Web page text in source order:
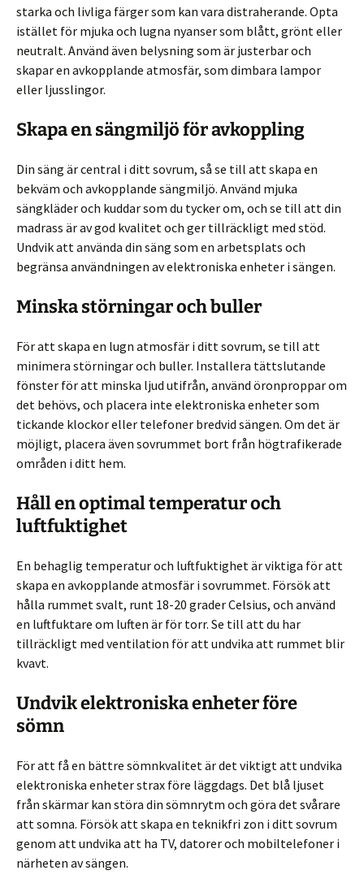
starka och livliga färger som kan vara distraherande. Opta
istället för mjuka och lugna nyanser som blått, grönt eller
neutralt. Använd även belysning som är justerbar och
skapar en avkopplande atmosfär, som dimbara lampor
eller ljusslingor.
Skapa en sängmiljö för avkoppling
Din säng är central i ditt sovrum, så se till att skapa en
bekväm och avkopplande sängmiljö. Använd mjuka
sängkläder och kuddar som du tycker om, och se till att din
madrass är av god kvalitet och ger tillräckligt med stöd.
Undvik att använda din säng som en arbetsplats och
begränsa användningen av elektroniska enheter i sängen.
Minska störningar och buller
För att skapa en lugn atmosfär i ditt sovrum, se till att
minimera störningar och buller. Installera tättslutande
fönster för att minska ljud utifrån, använd öronproppar om
det behövs, och placera inte elektroniska enheter som
tickande klockor eller telefoner bredvid sängen. Om det är
möjligt, placera även sovrummet bort från högtrafikerade
områden i ditt hem.
Håll en optimal temperatur och
luftfuktighet
En behaglig temperatur och luftfuktighet är viktiga för att
skapa en avkopplande atmosfär i sovrummet. Försök att
hålla rummet svalt, runt 18-20 grader Celsius, och använd
en luftfuktare om luften är för torr. Se till att du har
tillräckligt med ventilation för att undvika att rummet blir
kvavt.
Undvik elektroniska enheter före
sömn
För att få en bättre sömnkvalitet är det viktigt att undvika
elektroniska enheter strax före läggdags. Det blå ljuset
från skärmar kan störa din sömnrytm och göra det svårare
att somna. Försök att skapa en teknikfri zon i ditt sovrum
genom att undvika att ha TV, datorer och mobiltelefoner i
närheten av sängen.